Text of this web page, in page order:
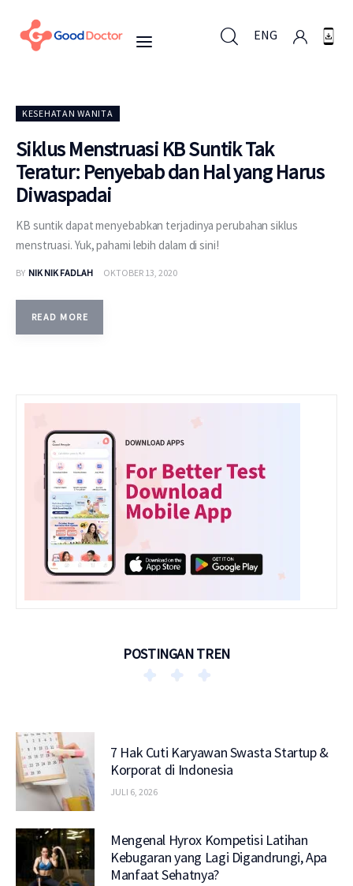
ENG
Untuk Bisnis
Untuk Anda
Mengapa Good Doctor
Berita
Layanan
KESEHATAN WANITA
Siklus Menstruasi KB Suntik Tak
Teratur: Penyebab dan Hal yang Harus
Diwaspadai
KB suntik dapat menyebabkan terjadinya perubahan siklus
menstruasi. Yuk, pahami lebih dalam di sini!
BY NIK NIK FADLAH OKTOBER 13, 2020
READ MORE
POSTINGAN TREN
7 Hak Cuti Karyawan Swasta Startup &
Korporat di Indonesia
JULI 6, 2026
Mengenal Hyrox Kompetisi Latihan
Kebugaran yang Lagi Digandrungi, Apa
Manfaat Sehatnya?